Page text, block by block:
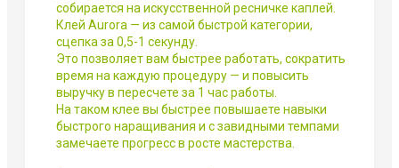
собирается на искусственной ресничке каплей.
Клей Aurora — из самой быстрой категории,
сцепка за 0,5-1 секунду.
Это позволяет вам быстрее работать, сократить
время на каждую процедуру — и повысить
выручку в пересчете за 1 час работы.
На таком клее вы быстрее повышаете навыки
быстрого наращивания и с завидными темпами
замечаете прогресс в росте мастерства.